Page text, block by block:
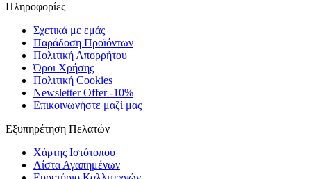
Πληροφορίες
Σχετικά με εμάς
Παράδοση Προϊόντων
Πολιτική Απορρήτου
Όροι Χρήσης
Πολιτική Cookies
Newsletter Offer -10%
Επικοινωνήστε μαζί μας
Εξυπηρέτηση Πελατών
Χάρτης Ιστότοπου
Λίστα Αγαπημένων